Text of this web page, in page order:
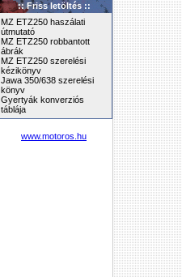
:: Friss letöltés ::
MZ ETZ250 haszálati
útmutató
MZ ETZ250 robbantott
ábrák
MZ ETZ250 szerelési
kézikönyv
Jawa 350/638 szerelési
könyv
Gyertyák konverziós
táblája
www.motoros.hu